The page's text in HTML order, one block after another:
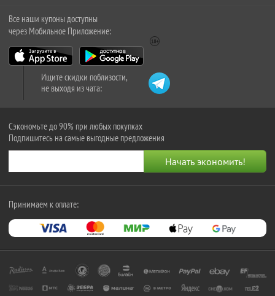
Все наши купоны доступны
через Мобильное Приложение:
Ищите скидки поблизости,
не выходя из чата:
Сэкономьте до 90% при любых покупках
Подпишитесь на самые выгодные предложения
Принимаем к оплате: